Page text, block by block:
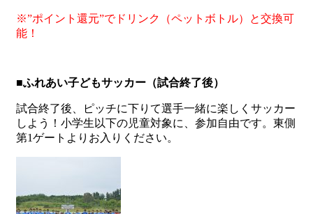
※”ポイント還元”でドリンク（ペットボトル）と交換可
能 ！
■ふれあい子どもサッカー （試合終了後）
試合終了後、ピッチに下りて選手一緒に楽しくサッカー
しよう！小学生以下の児童対象に、参加自由です。東側
第1ゲートよりお入りください。